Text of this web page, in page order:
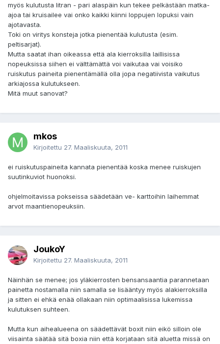
myös kulutusta litran - pari alaspäin kun tekee pelkästään matka-
ajoa tai kruisailee vai onko kaikki kiinni loppujen lopuksi vain
ajotavasta.
Toki on viritys konsteja jotka pienentää kulutusta (esim.
peltisarjat).
Mutta saatat ihan oikeassa että ala kierroksilla laillisissa
nopeuksissa siihen ei välttämättä voi vaikutaa vai voisiko
ruiskutus paineita pienentämällä olla jopa negatiivista vaikutus
arkiajossa kulutukseen.
Mitä muut sanovat?
mkos
Kirjoitettu 27. Maaliskuuta, 2011
ei ruiskutuspaineita kannata pienentää koska menee ruiskujen
suutinkuviot huonoksi.
ohjelmoitavissa pokseissa säädetään ve- karttoihin laihemmat
arvot maantienopeuksiin.
JoukoY
Kirjoitettu 27. Maaliskuuta, 2011
Näinhän se menee; jos yläkierrosten bensansaantia parannetaan
painetta nostamalla niin samalla se lisääntyy myös alakierroksilla
ja sitten ei ehkä enää ollakaan niin optimaalisissa lukemissa
kulutuksen suhteen.
Mutta kun aihealueena on säädettävät boxit niin eikö silloin ole
viisainta säätää sitä boxia niin että korjataan sitä aluetta missä on